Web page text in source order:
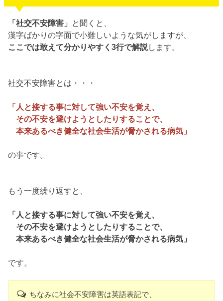
「社交不安障害」 と聞くと、
漢字ばかりの字面で小難しいような気がしますが、
ここでは敢えて分かりやすく3行で解説します。
社交不安障害とは・・・
「人と接する事に対して強い不安を覚え、
その不安を避けようとしたりすることで、
本来あるべき健全な社会生活が脅かされる病気」
の事です。
もう一度繰り返すと、
「人と接する事に対して強い不安を覚え、
その不安を避けようとしたりすることで、
本来あるべき健全な社会生活が脅かされる病気」
です。
ちなみに社会不安障害は英語表記で、